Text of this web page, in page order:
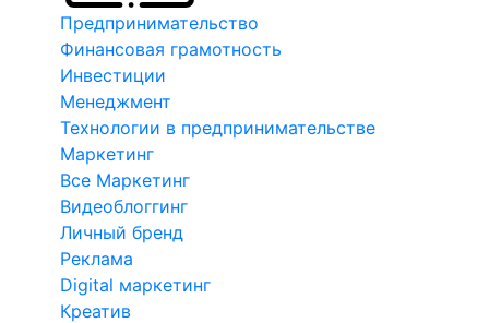
Предпринимательство
Финансовая грамотность
Инвестиции
Менеджмент
Технологии в предпринимательстве
Маркетинг
Все Маркетинг
Видеоблоггинг
Личный бренд
Реклама
Digital маркетинг
Креатив